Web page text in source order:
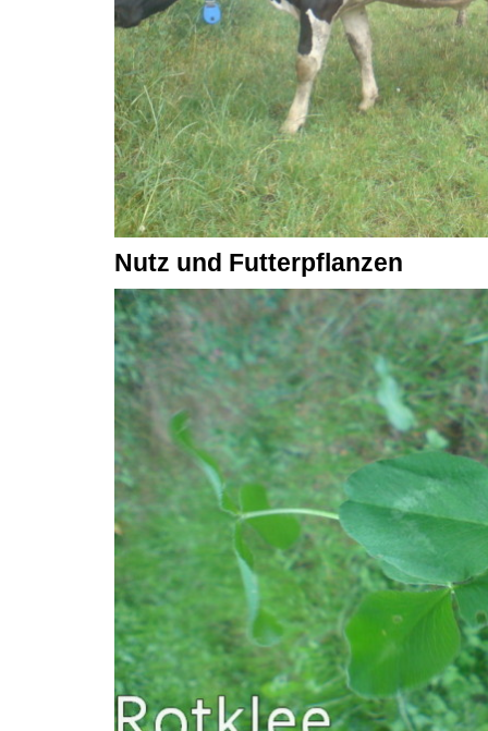
Nutz und Futterpflanzen